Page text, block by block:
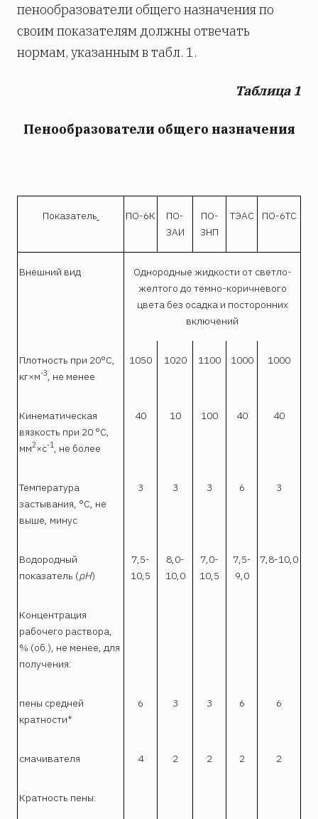
пенообразователи общего назначения по
своим показателям должны отвечать
нормам, указанным в табл. 1.
Таблица 1
Пенообразователи общего назначения
Показатель ПО-6К
ПО-
ЗАИ
ПО-
ЗНП
ТЭАС ПО-6ТС
Внешний вид
Однородные жидкости от светло-
желтого до темно-коричневого
цвета без осадка и посторонних
включений
Плотность при 20°С,
кг×м-3, не менее
1050 1020 1100 1000 1000
Кинематическая
вязкость при 20 °С,
мм2×с-1, не более
40 10 100 40 40
Температура
застывания, °С, не
выше, минус
3 3 3 6 3
Водородный
показатель (рН)
7,5-
10,5
8,0-
10,0
7,0-
10,5
7,5-
9,0
7,8-10,0
Концентрация
рабочего раствора,
% (об.), не менее, для
получения:
пены средней
кратности*
6 3 3 6 6
смачивателя 4 2 2 2 2
Кратность пены: